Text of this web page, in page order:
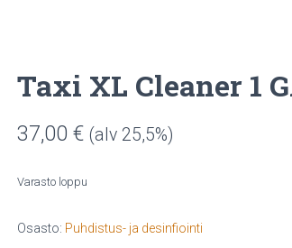
Taxi XL Cleaner 1
37,00 € (alv 25,5%)
Varasto loppu
Osasto: Puhdistus- ja desinfiointi